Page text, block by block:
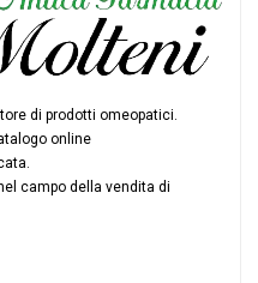
di prodotti omeopatici.
online
campo della vendita di